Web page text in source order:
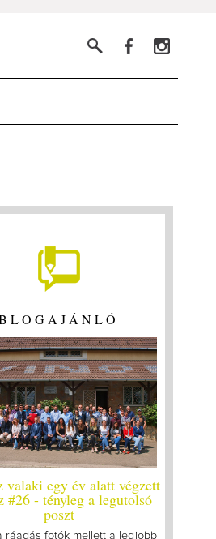
lesz valaki egy év alatt végzett
borász #25
Megírtuk a modulzáró vizsgákat, már
lázasan készülünk az utolsó...